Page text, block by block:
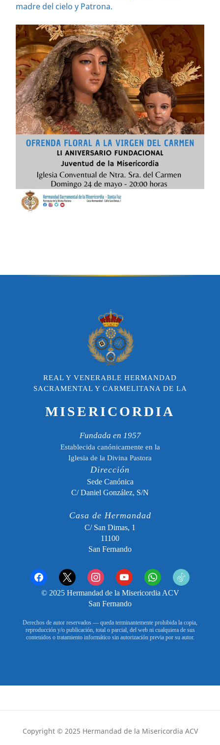
madre del cielo y Patrona.
REAL Y VENERABLE HERMANDAD
SACRAMENTAL Y CARMELITANA DE LA
MISERICORDIA
Fundada en 1957
Establecida canónicamente en la
Iglesia de la Divina Pastora
Dirección
Sede Canónica
C/ Daniel González, S/N
Casa de Hermandad
C/ San Dimas, 1
11100
San Fernando
facebook x instagramyoutube whatsapp tiktok2
© 2025 Hermandad de la Misericordia ACV
San Fernando
Derechos de autor reservados — queda terminantemente prohibida la copia,
reproducción y/o publicación, total o parcial, del web ni cualquiera de sus
contenidos o tratamiento informático sin autorización previa por su autor.
Copyright © 2025 Hermandad de la Misericordia ACV